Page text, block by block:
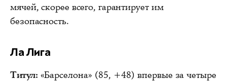
мячей, скорее всего, гарантирует им
безопасность.
Ла Лига
Титул: «Барселона» (85, +48) впервые за четыре